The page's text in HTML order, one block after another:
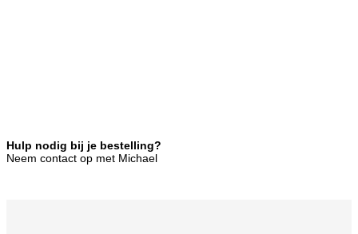
Hulp nodig bij je bestelling?
Neem contact op met Michael